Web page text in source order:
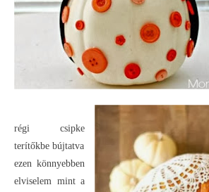
régi csipke
terítőkbe bújtatva
ezen könnyebben
elviselem mint a